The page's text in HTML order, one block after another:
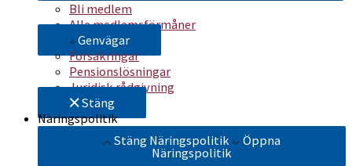
Bli medlem
Alla medlemsförmåner
Genvägar
Försäkringar
Pensionslösningar
Juridisk rådgivning
Stäng
Näringspolitik
Stäng Näringspolitik
Öppna
Näringspolitik